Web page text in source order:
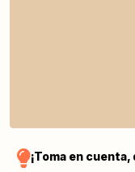
¡Toma en